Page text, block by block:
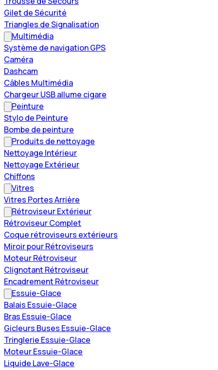
Gilet de Sécurité
Triangles de Signalisation
Multimédia
Système de navigation GPS
Caméra
Dashcam
Câbles Multimédia
Chargeur USB allume cigare
Peinture
Stylo de Peinture
Bombe de peinture
Produits de nettoyage
Nettoyage Intérieur
Nettoyage Extérieur
Chiffons
Vitres
Vitres Portes Arrière
Rétroviseur Extérieur
Rétroviseur Complet
Coque rétroviseurs extérieurs
Miroir pour Rétroviseurs
Moteur Rétroviseur
Clignotant Rétroviseur
Encadrement Rétroviseur
Essuie-Glace
Balais Essuie-Glace
Bras Essuie-Glace
Gicleurs Buses Essuie-Glace
Tringlerie Essuie-Glace
Moteur Essuie-Glace
Liquide Lave-Glace